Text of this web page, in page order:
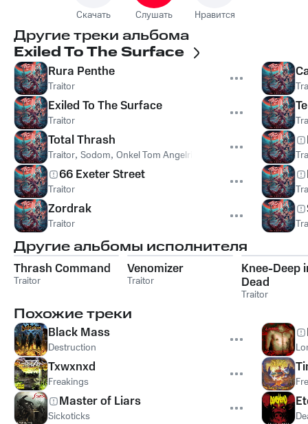
Скачать Слушать Нравится
Другие треки альбома
Exiled To The Surface
Rura Penthe
Traitor
Exiled To The Surface
Traitor
Total Thrash
Traitor, Sodom, Onkel Tom Angelripper
66 Exeter Street
Traitor
Zordrak
Traitor
Другие альбомы исполнителя
Thrash Command
Traitor
Venomizer
Traitor
Knee-Deep
Dead
Traitor
Похожие треки
Black Mass
Destruction
Txwxnxd
Freakings
Master of Liars
Sickoticks